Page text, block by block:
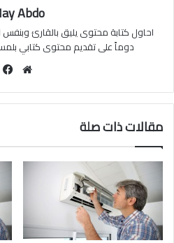
Abdo
احاول كتابة محتوى يليق بالقارئ
دوماً على تقديم محتوى كتابي
موقع
مقالات ذات صلة